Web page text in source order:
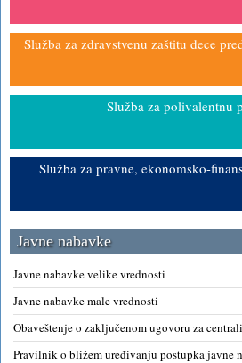
Služba za zdravstvenu zaštitu dece
Služba za polivalentnu
Služba za pravne, ekonomsko-
Javne nabavke
Javne nabavke velike vrednosti
Javne nabavke male vrednosti
Obaveštenje o zaključenom ugovoru za
Pravilnik o bližem uređivanju postupka javne